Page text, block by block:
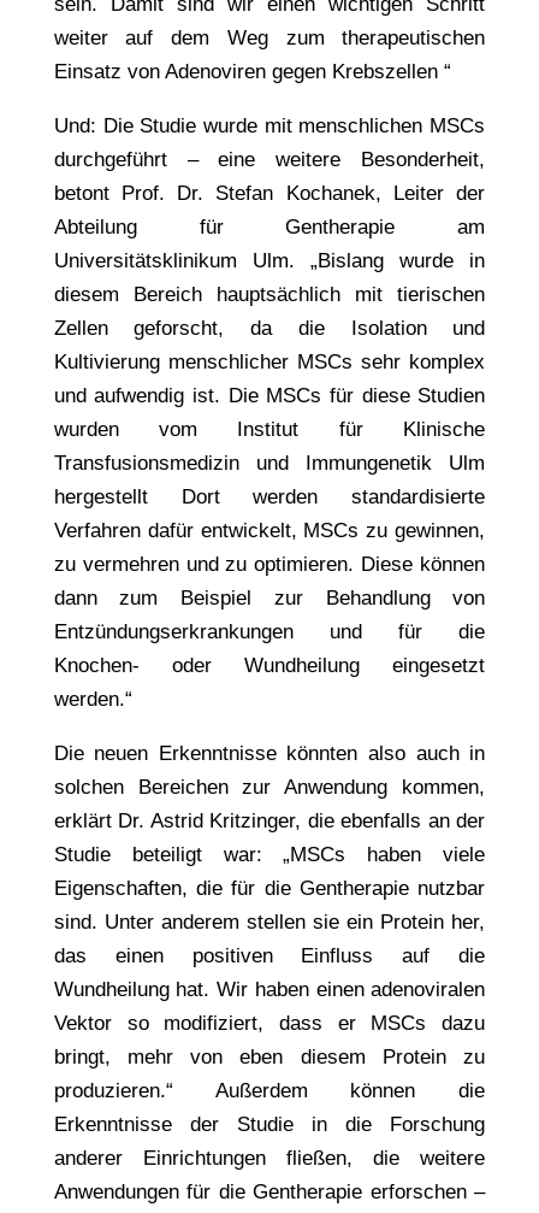
weiter auf dem Weg zum therapeutischen
Einsatz von Adenoviren gegen Krebszellen “
Und: Die Studie wurde mit menschlichen MSCs
durchgeführt – eine weitere Besonderheit,
betont Prof. Dr. Stefan Kochanek, Leiter der
Abteilung für Gentherapie am
Universitätsklinikum Ulm. „Bislang wurde in
diesem Bereich hauptsächlich mit tierischen
Zellen geforscht, da die Isolation und
Kultivierung menschlicher MSCs sehr komplex
und aufwendig ist. Die MSCs für diese Studien
wurden vom Institut für Klinische
Transfusionsmedizin und Immungenetik Ulm
hergestellt Dort werden standardisierte
Verfahren dafür entwickelt, MSCs zu gewinnen,
zu vermehren und zu optimieren. Diese können
dann zum Beispiel zur Behandlung von
Entzündungserkrankungen und für die
Knochen- oder Wundheilung eingesetzt
werden.“
Die neuen Erkenntnisse könnten also auch in
solchen Bereichen zur Anwendung kommen,
erklärt Dr. Astrid Kritzinger, die ebenfalls an der
Studie beteiligt war: „MSCs haben viele
Eigenschaften, die für die Gentherapie nutzbar
sind. Unter anderem stellen sie ein Protein her,
das einen positiven Einfluss auf die
Wundheilung hat. Wir haben einen adenoviralen
Vektor so modifiziert, dass er MSCs dazu
bringt, mehr von eben diesem Protein zu
produzieren.“ Außerdem können die
Erkenntnisse der Studie in die Forschung
anderer Einrichtungen fließen, die weitere
Anwendungen für die Gentherapie erforschen –